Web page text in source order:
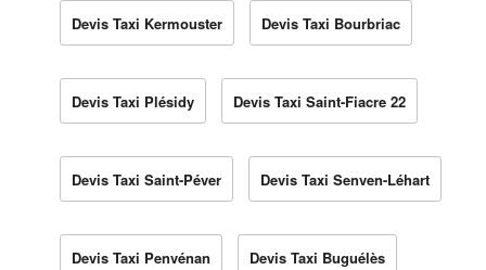
Devis Taxi Kermouster Devis Taxi Bourbriac
Devis Taxi Plésidy Devis Taxi Saint-Fiacre 22
Devis Taxi Saint-Péver Devis Taxi Senven-Léhart
Devis Taxi Penvénan Devis Taxi Buguélès